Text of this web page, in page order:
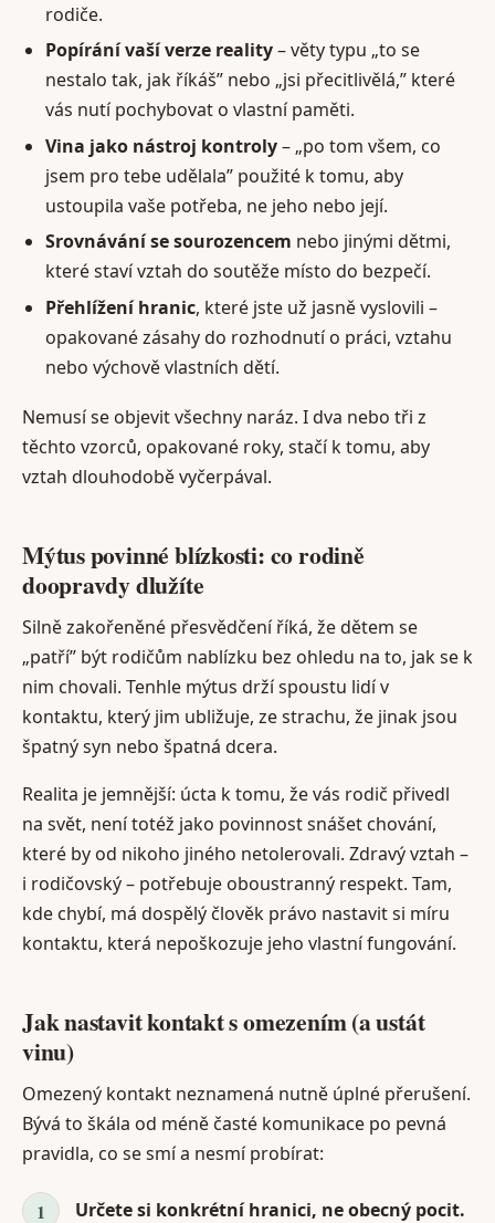
rodiče.
Popírání vaší verze reality– věty typu „to se
nestalo tak, jak říkáš” nebo „jsi přecitlivělá,” které
vás nutí pochybovat o vlastní paměti.
Vina jako nástroj kontroly– „po tom všem, co
jsem pro tebe udělala” použité k tomu, aby
ustoupila vaše potřeba, ne jeho nebo její.
Srovnávání se sourozencem nebo jinými dětmi,
které staví vztah do soutěže místo do bezpečí.
Přehlížení hranic, které jste už jasně vyslovili –
opakované zásahy do rozhodnutí o práci, vztahu
nebo výchově vlastních dětí.
Nemusí se objevit všechny naráz. I dva nebo tři z
těchto vzorců, opakované roky, stačí k tomu, aby
vztah dlouhodobě vyčerpával.
Mýtus povinné blízkosti: co rodině
doopravdy dlužíte
Silně zakořeněné přesvědčení říká, že dětem se
„patří” být rodičům nablízku bez ohledu na to, jak se k
nim chovali. Tenhle mýtus drží spoustu lidí v
kontaktu, který jim ubližuje, ze strachu, že jinak jsou
špatný syn nebo špatná dcera.
Realita je jemnější: úcta k tomu, že vás rodič přivedl
na svět, není totéž jako povinnost snášet chování,
které by od nikoho jiného netolerovali. Zdravý vztah –
i rodičovský – potřebuje oboustranný respekt. Tam,
kde chybí, má dospělý člověk právo nastavit si míru
kontaktu, která nepoškozuje jeho vlastní fungování.
Jak nastavit kontakt s omezením (a ustát
vinu)
Omezený kontakt neznamená nutně úplné přerušení.
Bývá to škála od méně časté komunikace po pevná
pravidla, co se smí a nesmí probírat:
Určete si konkrétní hranici, ne obecný pocit.